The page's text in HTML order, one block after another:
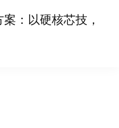
：以硬核芯技，